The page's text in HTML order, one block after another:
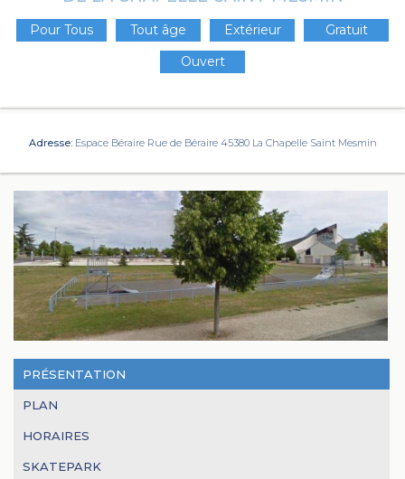
Pour Tous Tout âge Extérieur
Gratuit
Ouvert
Adresse: Espace Béraire Rue de Béraire 45380 La Chapelle Saint Mesmin
PRÉSENTATION
PLAN
HORAIRES
SKATEPARK